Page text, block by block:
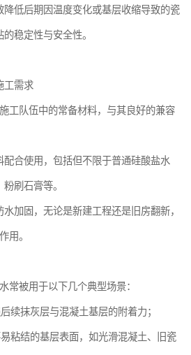
低后期因温度变化或基层收缩导致的瓷
稳定性与安全性。
工需求
工队伍中的常备材料，与其良好的兼容
合使用，包括但不限于普通硅酸盐水
刷石膏等。
加固，无论是新建工程还是旧房翻新，
用。
常被用于以下几个典型场景：
续抹灰层与混凝土基层的附着力；
粘结的基层表面，如光滑混凝土、旧瓷